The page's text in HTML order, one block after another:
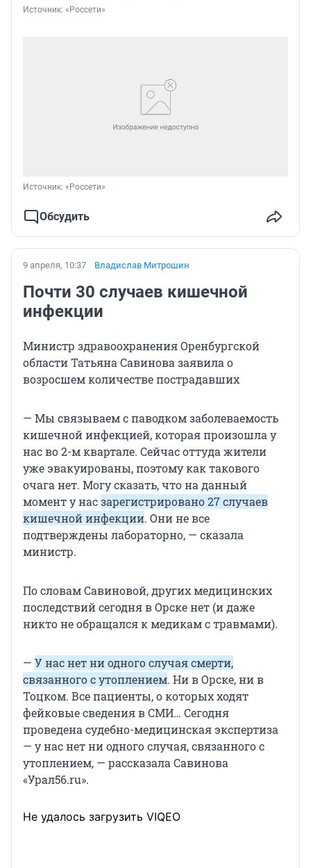
Источник: «Россети»
Источник: «Россети»
Обсудить
9 апреля, 10:37 Владислав Митрошин
Почти 30 случаев кишечной
инфекции
Министр здравоохранения Оренбургской
области Татьяна Савинова заявила о
возросшем количестве пострадавших
— Мы связываем с паводком заболеваемость
кишечной инфекцией, которая произошла у
нас во 2-м квартале. Сейчас оттуда жители
уже эвакуированы, поэтому как такового
очага нет. Могу сказать, что на данный
момент у насзарегистрировано 27 случаев
кишечной инфекции. Они не все
подтверждены лабораторно, — сказала
министр.
По словам Савиновой, других медицинских
последствий сегодня в Орске нет (и даже
никто не обращался к медикам с травмами).
— У нас нет ни одного случая смерти,
связанного с утоплением. Ни в Орске, ни в
Тоцком. Все пациенты, о которых ходят
фейковые сведения в СМИ… Сегодня
проведена судебно-медицинская экспертиза
— у нас нет ни одного случая, связанного с
утоплением, — рассказала Савинова
«Урал56.ru».
Не удалось загрузить VIQEO